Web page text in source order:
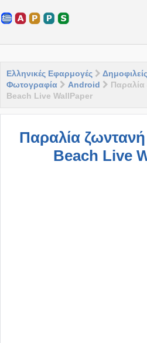
Ελληνικές Εφαρμογές Δημοφιλείς
Φωτογραφία
Android
Παραλία
Beach Live WallPaper
Παραλία
Beach Live